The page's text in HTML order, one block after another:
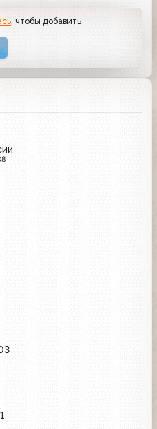
, чтобы добавить